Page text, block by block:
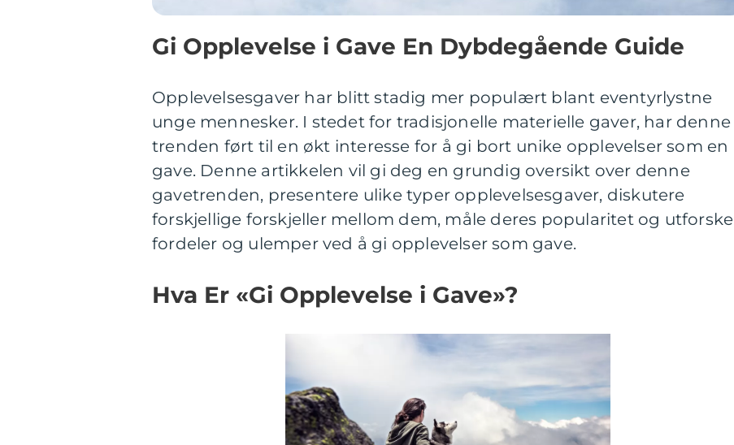
Gi Opplevelse i Gave En Dybdegående Guide
Opplevelsesgaver har blitt stadig mer populært blant eventyrlystne
unge mennesker. I stedet for tradisjonelle materielle gaver, har denne
trenden ført til en økt interesse for å gi bort unike opplevelser som en
gave. Denne artikkelen vil gi deg en grundig oversikt over denne
gavetrenden, presentere ulike typer opplevelsesgaver, diskutere
forskjellige forskjeller mellom dem, måle deres popularitet og utforske
fordeler og ulemper ved å gi opplevelser som gave.
Hva Er «Gi Opplevelse i Gave»?